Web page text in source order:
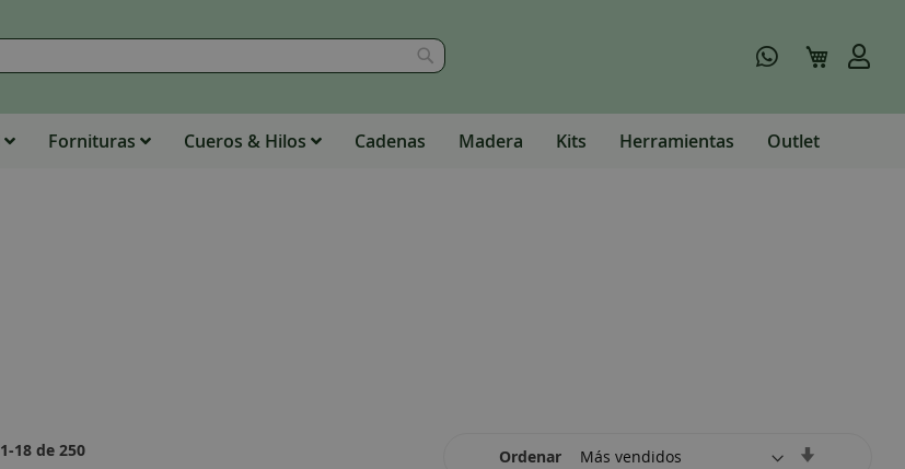
Buscar
Buscar Mi carrito
Fornituras Cueros & Hilos Cadenas Madera Kits Herramientas Outlet
1-18 de 250 Ordenar